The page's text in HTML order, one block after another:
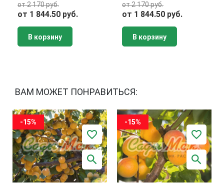
от 2 170 руб.
от 1 844.50 руб.
В корзину
от 2 170 руб.
от 1 844.50 руб.
В корзину
ВАМ МОЖЕТ ПОНРАВИТЬСЯ:
-15% -15%